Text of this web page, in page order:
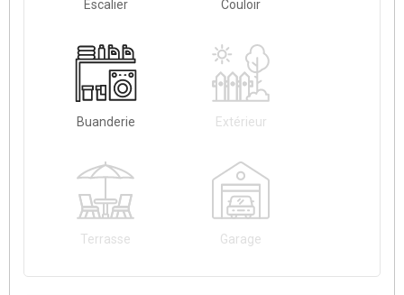
Escalier Couloir
Buanderie Extérieur
Terrasse Garage